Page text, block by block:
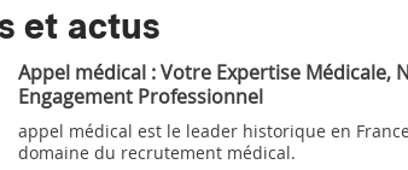
et actus
Appel médical : Votre Expertise Médicale,
Engagement Professionnel
appel médical est le leader historique en
domaine du recrutement médical.